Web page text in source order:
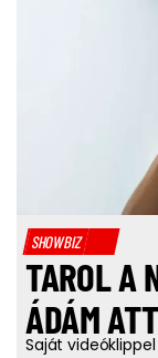
SHOWBIZ
TAROL A
ÁDÁM
Saját